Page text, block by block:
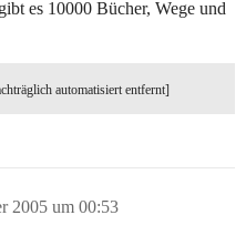
es 10000 Bücher, Wege und
automatisiert entfernt]
2005 um 00:53